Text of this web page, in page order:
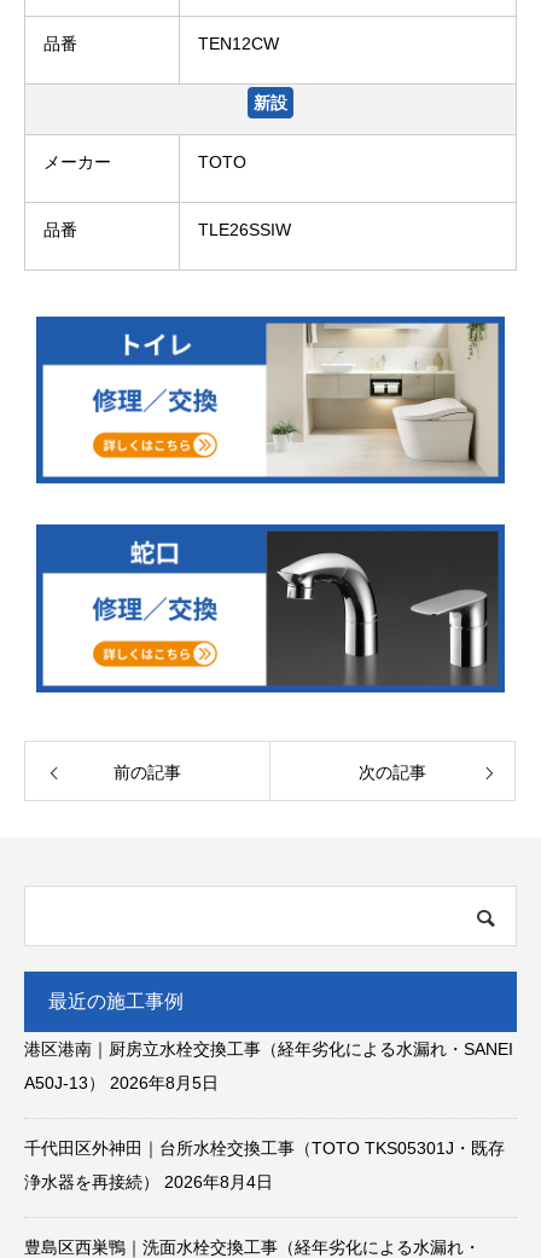
品番 TEN12CW
新設
メーカー TOTO
品番 TLE26SSIW
前の記事 次の記事
最近の施工事例
港区港南｜厨房立水栓交換工事（経年劣化による水漏れ・SANEI
A50J-13）
2026年8月5日
千代田区外神田｜台所水栓交換工事（TOTO TKS05301J・既存
浄水器を再接続）
2026年8月4日
豊島区西巣鴨｜洗面水栓交換工事（経年劣化による水漏れ・